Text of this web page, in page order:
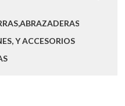
Y ACCESORIOS